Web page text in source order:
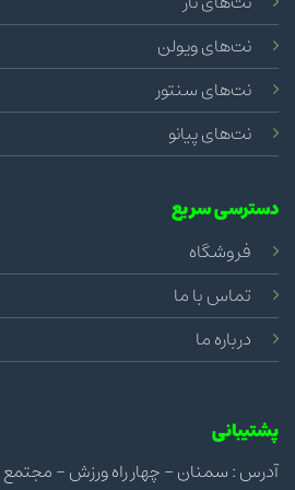
نت‌های ویولن
نت‌های سنتور
نت‌های پیانو
دسترسی سریع
فروشگاه
تماس با ما
درباره ما
پشتیبانی